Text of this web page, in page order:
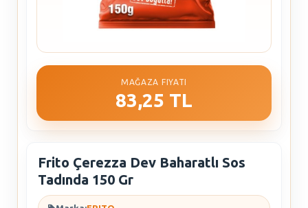
MAĞAZA FIYATI
83,25 TL
Frito Çerezza Dev Baharatlı Sos
Tadında 150 Gr